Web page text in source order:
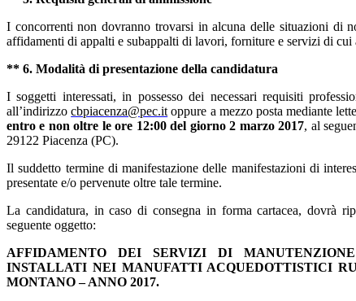
I concorrenti non dovranno trovarsi in alcuna delle situazioni di
affidamenti di appalti e subappalti di lavori, forniture e servizi di
** 6. Modalità di presentazione della candidatura
I soggetti interessati, in possesso dei necessari requisiti
all’indirizzocbpiacenza@pec.it oppure a mezzo posta mediante
entro e non oltre le ore 12:00 del giorno 2 marzo 2017, al
29122 Piacenza (PC).
Il suddetto termine di manifestazione delle manifestazioni di
presentate e/o pervenute oltre tale termine.
La candidatura, in caso di consegna in forma cartacea, dovrà
seguente oggetto:
AFFIDAMENTO DEI SERVIZI DI
INSTALLATI NEI MANUFATTI ACQUEDOTTISTICI
MONTANO – ANNO 2017.